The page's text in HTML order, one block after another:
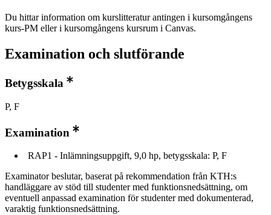
Du hittar information om kurslitteratur antingen i kursomgångens
kurs-PM eller i kursomgångens kursrum i Canvas.
Examination och slutförande
Betygsskala
P, F
Examination
RAP1 - Inlämningsuppgift, 9,0 hp, betygsskala: P, F
Examinator beslutar, baserat på rekommendation från KTH:s
handläggare av stöd till studenter med funktionsnedsättning, om
eventuell anpassad examination för studenter med dokumenterad,
varaktig funktionsnedsättning.